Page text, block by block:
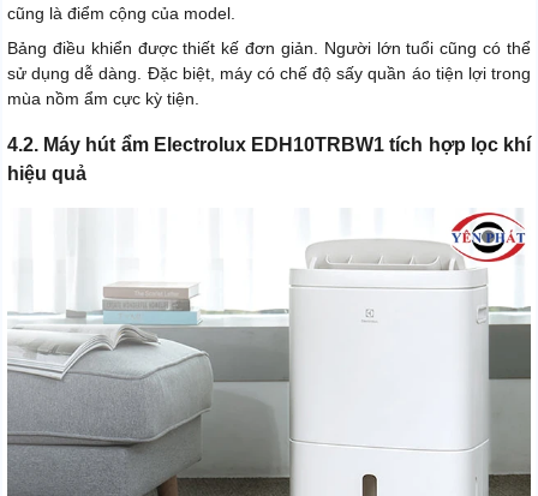
cũng là điểm cộng của model.
Bảng điều khiển được thiết kế đơn giản. Người lớn tuổi cũng có thể
sử dụng dễ dàng. Đặc biệt, máy có chế độ sấy quần áo tiện lợi trong
mùa nồm ẩm cực kỳ tiện.
4.2. Máy hút ẩm Electrolux EDH10TRBW1 tích hợp lọc khí
hiệu quả